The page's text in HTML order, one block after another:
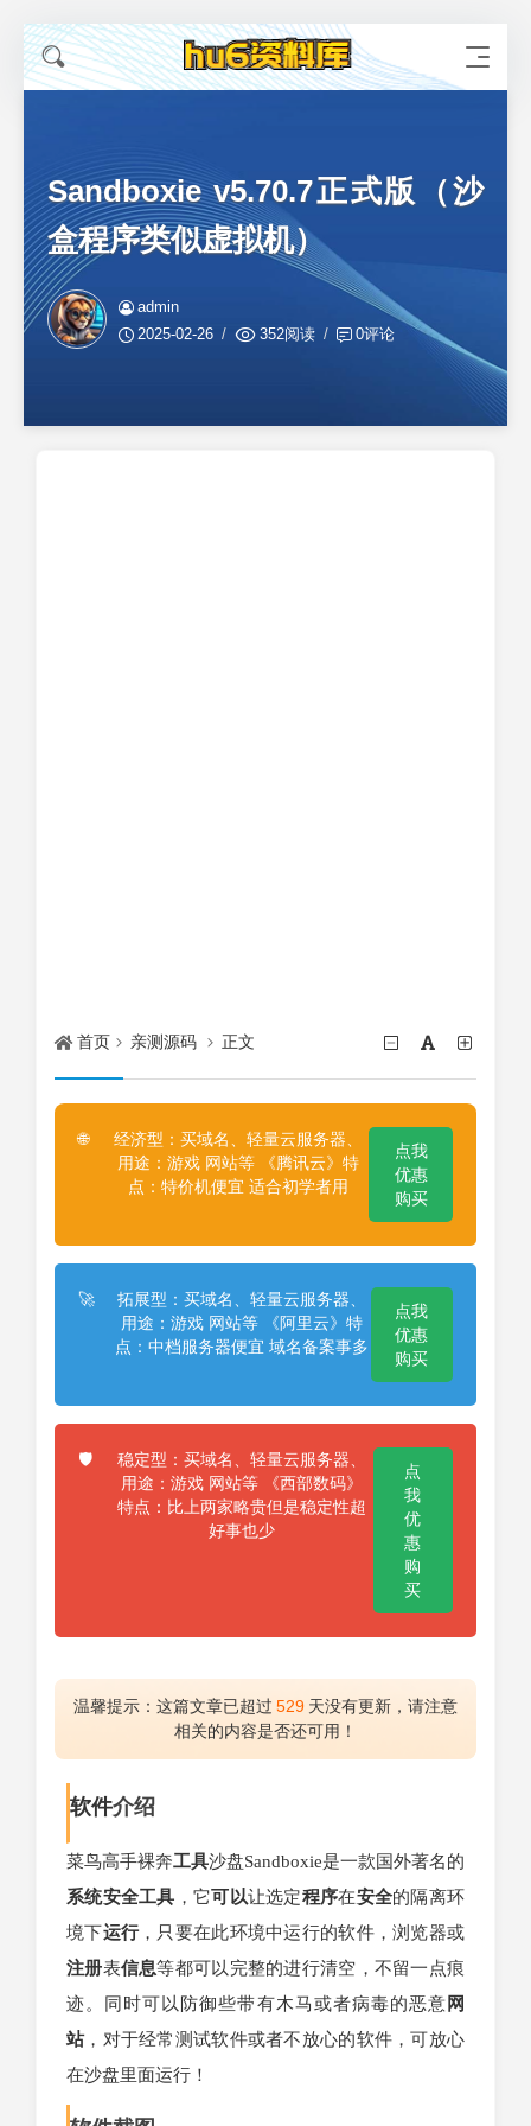
Sandboxie v5.70.7正式版（沙
盒程序类似虚拟机）
admin
2025-02-26
352阅读 0评论
首页 亲测源码 正文
🌐
经济型：买域名、轻量云服务器、
用途：游戏 网站等 《腾讯云》特
点：特价机便宜 适合初学者用
点我
优惠
购买
🚀
拓展型：买域名、轻量云服务器、
用途：游戏 网站等 《阿里云》特
点：中档服务器便宜 域名备案事多
点我
优惠
购买
🛡️
稳定型：买域名、轻量云服务器、
用途：游戏 网站等 《西部数码》
特点：比上两家略贵但是稳定性超
好事也少
点
我
优
惠
购
买
温馨提示：这篇文章已超过 529 天没有更新，请注意
相关的内容是否还可用！
软件介绍
菜鸟高手裸奔工具沙盘Sandboxie是一款国外著名的
系统安全工具 ，它可以让选定程序在安全的隔离环
境下运行，只要在此环境中运行的软件，浏览器或
注册表信息等都可以完整的进行清空，不留一点痕
迹。同时可以防御些带有木马或者病毒的恶意 网
站，对于经常测试软件或者不放心的软件，可放心
在沙盘里面运行！